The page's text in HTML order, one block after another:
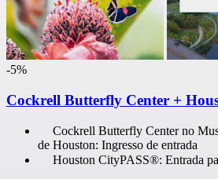
-5%
Cockrell Butterfly Center +
Cockrell Butterfly Center no
de Houston: Ingresso de entrada
Houston CityPASS®: Entrada